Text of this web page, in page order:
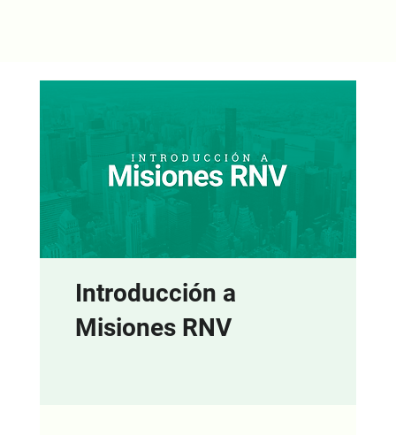
Introducción a
Misiones RNV